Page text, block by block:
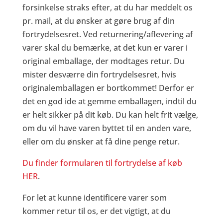
forsinkelse straks efter, at du har meddelt os
pr. mail, at du ønsker at gøre brug af din
fortrydelsesret. Ved returnering/aflevering af
varer skal du bemærke, at det kun er varer i
original emballage, der modtages retur. Du
mister desværre din fortrydelsesret, hvis
originalemballagen er bortkommet! Derfor er
det en god ide at gemme emballagen, indtil du
er helt sikker på dit køb. Du kan helt frit vælge,
om du vil have varen byttet til en anden vare,
eller om du ønsker at få dine penge retur.
Du finder formularen til fortrydelse af køb
HER.
For let at kunne identificere varer som
kommer retur til os, er det vigtigt, at du